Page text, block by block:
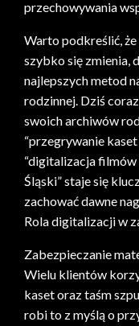
przechowywania
Warto podkreślić,
szybko się zmienia,
najlepszych metod
rodzinnej. Dziś
swoich archiwów
“przegrywanie
“digitalizacja
Śląski” staje się
zachować dawne
Rola digitalizacji w
Zabezpieczanie
Wielu klientów
kaset oraz taśm
robi to z myślą o